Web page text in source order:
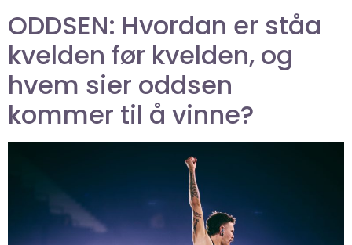
ODDSEN: Hvordan er ståa
kvelden før kvelden, og
hvem sier oddsen
kommer til å vinne?